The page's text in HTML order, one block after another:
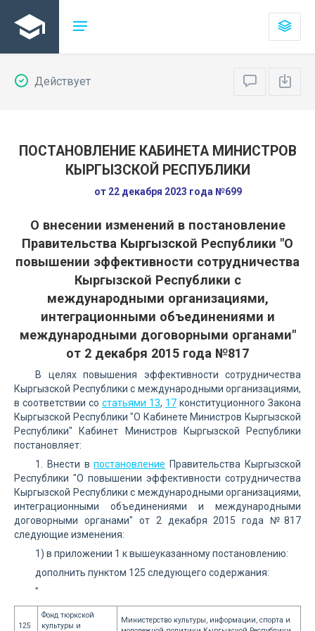
Действует
ПОСТАНОВЛЕНИЕ КАБИНЕТА МИНИСТРОВ
КЫРГЫЗСКОЙ РЕСПУБЛИКИ
от 22 декабря 2023 года №699
О внесении изменений в постановление
Правительства Кыргызской Республики "О
повышении эффективности сотрудничества
Кыргызской Республики с
международными организациями,
интеграционными объединениями и
международными договорными органами"
от 2 декабря 2015 года №817
В целях повышения эффективности сотрудничества
Кыргызской Республики с международными организациями,
в соответствии со статьями 13, 17 конституционного Закона
Кыргызской Республики "О Кабинете Министров Кыргызской
Республики" Кабинет Министров Кыргызской Республики
постановляет:
1. Внести впостановление Правительства Кыргызской
Республики "О повышении эффективности сотрудничества
Кыргызской Республики с международными организациями,
интеграционными объединениями и международными
договорными органами" от 2 декабря 2015 года №817
следующие изменения:
1) в приложении 1 к вышеуказанному постановлению:
дополнить пунктом 125 следующего содержания:
"
125
Фонд тюркской
культуры и
Министерство культуры, информации, спорта и